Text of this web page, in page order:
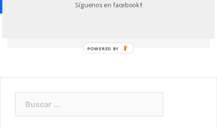
Lo siento, debes estarconectadopara publicar
Síguenos en facebook!!
POWERED BY